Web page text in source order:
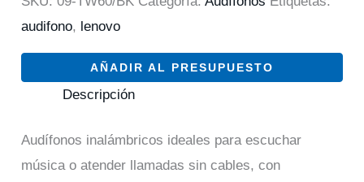
audifono, lenovo
AÑADIR AL PRESUPUESTO
Descripción
Audífonos inalámbricos ideales para escuchar
música o atender llamadas sin cables, con